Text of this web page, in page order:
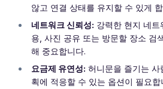
않고 연결 상태를 유지할 수 있게
네트워크 신뢰성: 강력한 현지 네
용, 사진 공유 또는 방문할 장소 검
해 중요합니다.
요금제 유연성: 허니문을 즐기는 사
획에 적응할 수 있는 옵션이 필요합